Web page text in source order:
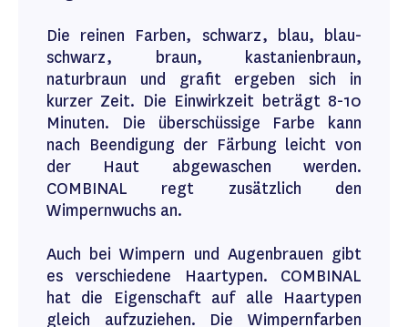
Die reinen Farben, schwarz, blau, blau-
schwarz, braun, kastanienbraun,
naturbraun und grafit ergeben sich in
kurzer Zeit. Die Einwirkzeit beträgt 8-10
Minuten. Die überschüssige Farbe kann
nach Beendigung der Färbung leicht von
der Haut abgewaschen werden.
COMBINAL regt zusätzlich den
Wimpernwuchs an.
Auch bei Wimpern und Augenbrauen gibt
es verschiedene Haartypen. COMBINAL
hat die Eigenschaft auf alle Haartypen
gleich aufzuziehen. Die Wimpernfarben